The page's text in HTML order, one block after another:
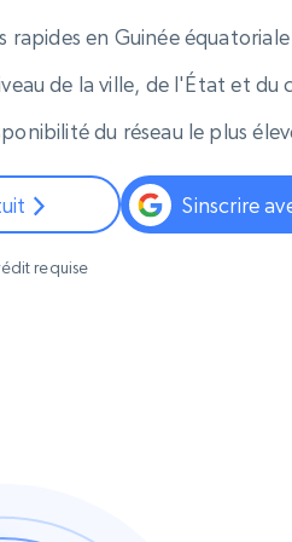
Proxys résidentiels 50% OFF
d’appareils pair réels
INFRASTRUCTURE PROXY
Proxys
50% OFF
Commence
Proxys de ISP
partir de
rapides en Guinée équatoriale
de la ville, de l'État et du
du réseau le plus
Sinscrire
requise